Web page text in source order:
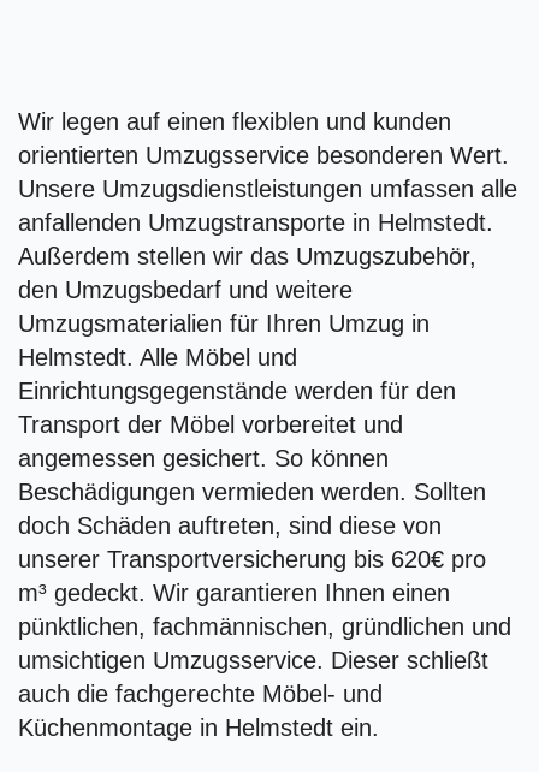
Wir legen auf einen flexiblen und kunden
orientierten Umzugsservice besonderen Wert.
Unsere Umzugsdienstleistungen umfassen alle
anfallenden Umzugstransporte in Helmstedt.
Außerdem stellen wir das Umzugszubehör,
den Umzugsbedarf und weitere
Umzugsmaterialien für Ihren Umzug in
Helmstedt. Alle Möbel und
Einrichtungsgegenstände werden für den
Transport der Möbel vorbereitet und
angemessen gesichert. So können
Beschädigungen vermieden werden. Sollten
doch Schäden auftreten, sind diese von
unserer Transportversicherung bis 620€ pro
m³ gedeckt. Wir garantieren Ihnen einen
pünktlichen, fachmännischen, gründlichen und
umsichtigen Umzugsservice. Dieser schließt
auch die fachgerechte Möbel- und
Küchenmontage in Helmstedt ein.